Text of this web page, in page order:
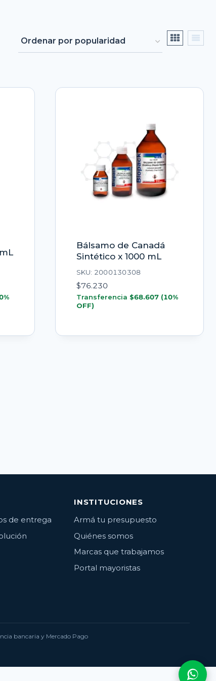
Bálsamo de Canadá
Sintético x 1000 mL
SKU: 2000130308
$76.230
Transferencia $68.607 (10%
OFF)
de entrega
INSTITUCIONES
Armá tu presupuesto
Quiénes somos
Marcas que trabajamos
Portal mayoristas
bancaria y Mercado Pago